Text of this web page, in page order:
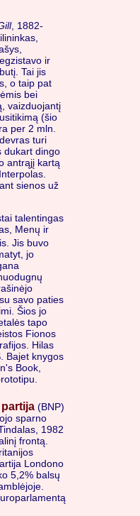
, 1882-
ir
Tai jis
o taip pat
bei
vaizduojantį
(šio
per 2 mln.
turi
dukart dingo
antrąjį kartą
sienos už
talentingas
Menų ir
Jis buvo
jo
savo paties
Šios jo
tapo
Fionos
Hilas
Bajet knygos
Book,
(BNP)
sparno
1982
frontą.
Londono
5,2% balsų